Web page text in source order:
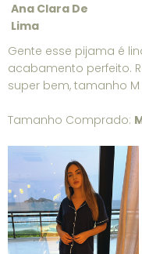
Ana Clara De
Lima
Gente esse pijama é
acabamento perfeito.
super bem, tamanho
Tamanho Comprado: